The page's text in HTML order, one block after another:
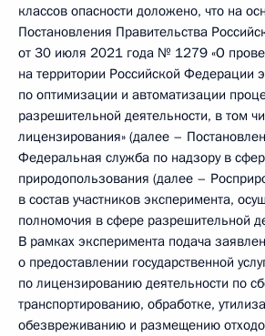
классов опасности доложено, что на
Постановления Правительства
от 30 июля 2021 года № 1279 «О
на территории Российской Федерации
по оптимизации и автоматизации
разрешительной деятельности, в том
лицензирования» (далее –
Федеральная служба по надзору в
природопользования (далее –
в состав участников эксперимента,
полномочия в сфере разрешительной
В рамках эксперимента подача
о предоставлении государственной
по лицензированию деятельности по
транспортированию, обработке,
обезвреживанию и размещению